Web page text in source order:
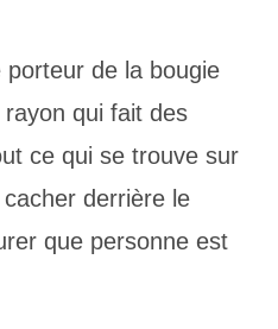
porteur de la bougie
qui fait des
ce qui se trouve sur
derrière le
que personne est